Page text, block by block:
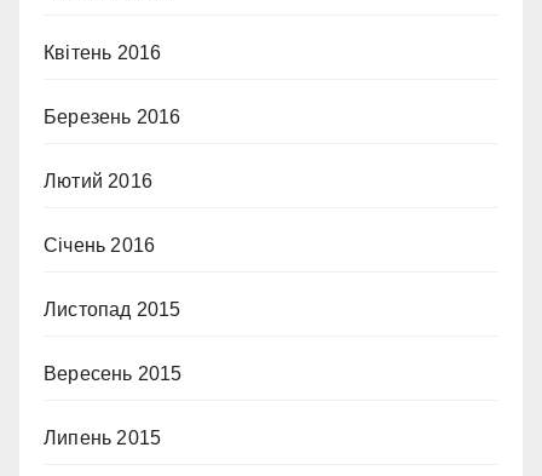
Квітень 2016
Березень 2016
Лютий 2016
Січень 2016
Листопад 2015
Вересень 2015
Липень 2015